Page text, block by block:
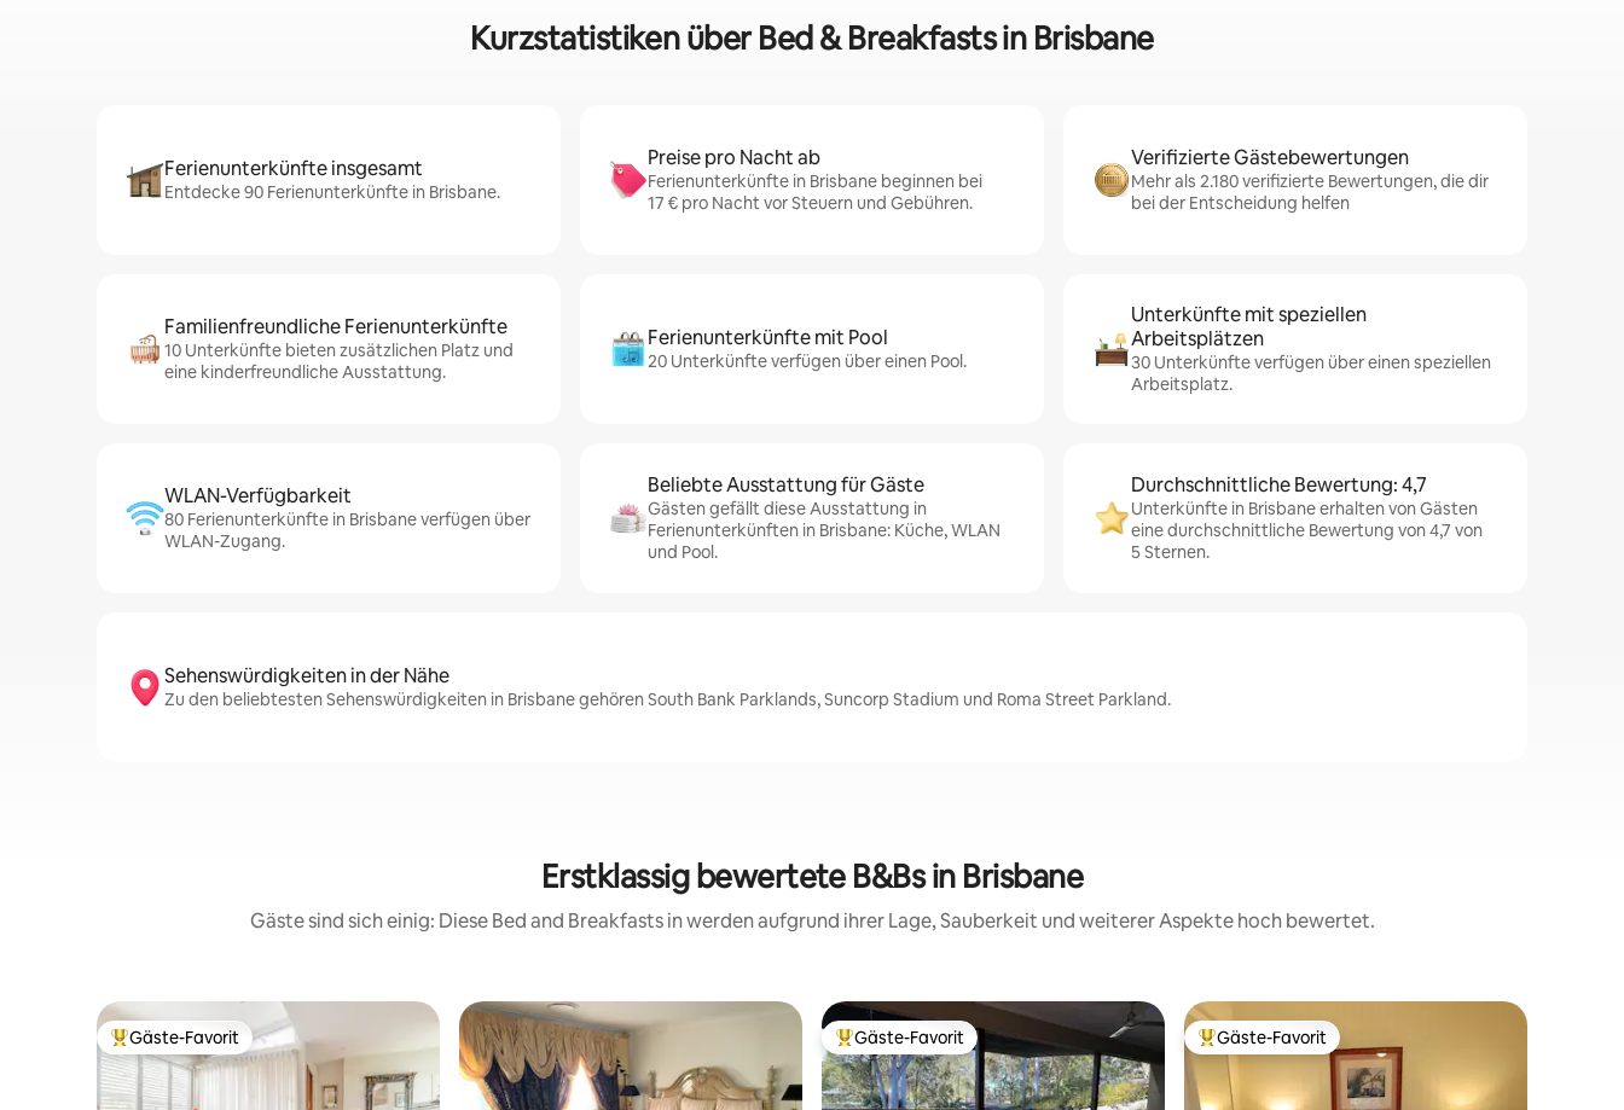
Kurzstatistiken über Bed & Breakfasts in Brisbane
Ferienunterkünfte insgesamt
Entdecke 90 Ferienunterkünfte in Brisbane.
Preise pro Nacht ab
Ferienunterkünfte in Brisbane beginnen bei
17 € pro Nacht vor Steuern und Gebühren.
Verifizierte Gästebewertungen
Mehr als 2.180 verifizierte Bewertungen, die dir
bei der Entscheidung helfen
Familienfreundliche Ferienunterkünfte
10 Unterkünfte bieten zusätzlichen Platz und
eine kinderfreundliche Ausstattung.
Ferienunterkünfte mit Pool
20 Unterkünfte verfügen über einen Pool.
Unterkünfte mit speziellen
Arbeitsplätzen
30 Unterkünfte verfügen über einen speziellen
Arbeitsplatz.
WLAN-Verfügbarkeit
80 Ferienunterkünfte in Brisbane verfügen über
WLAN-Zugang.
Beliebte Ausstattung für Gäste
Gästen gefällt diese Ausstattung in
Ferienunterkünften in Brisbane: Küche, WLAN
und Pool.
Durchschnittliche Bewertung: 4,7
Unterkünfte in Brisbane erhalten von Gästen
eine durchschnittliche Bewertung von 4,7 von
5 Sternen.
Sehenswürdigkeiten in der Nähe
Zu den beliebtesten Sehenswürdigkeiten in Brisbane gehören South Bank Parklands, Suncorp Stadium und Roma Street Parkland.
Erstklassig bewertete B&Bs in Brisbane
Gäste sind sich einig: Diese Bed and Breakfasts in werden aufgrund ihrer Lage, Sauberkeit und weiterer Aspekte hoch bewertet.
Beliebter Gäste-Favorit.
Gäste-Favorit Beliebter Gäste-Favorit.
Gäste-Favorit Beliebter Gäste-Favorit.
Gäste-Favorit